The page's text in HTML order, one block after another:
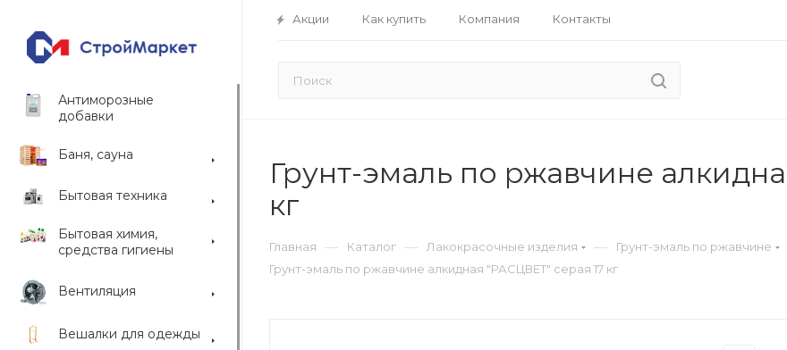
Акции Как купить Компания Контакты
Антиморозные
добавки
Баня, сауна
Бытовая техника
Бытовая химия,
средства гигиены
Вентиляция
Вешалки для одежды
Грунт-эмаль по ржавчине
кг
Главная — Каталог — Лакокрасочные изделия — Грунт-эмаль по ржавчине
Грунт-эмаль по ржавчине алкидная "РАСЦВЕТ" серая 17 кг